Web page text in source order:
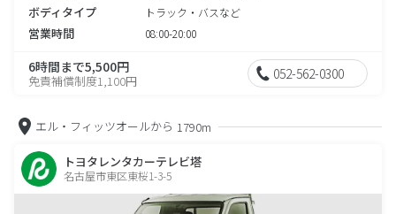
ボディタイプ トラック・バスなど
営業時間 08:00-20:00
6時間まで5,500円
免責補償制度1,100円 052-562-0300
エル・フィッツオールから 1790m
トヨタレンタカーテレビ塔
名古屋市東区東桜1-3-5